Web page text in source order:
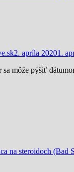
2. apríla 20201.
môže pýšiť